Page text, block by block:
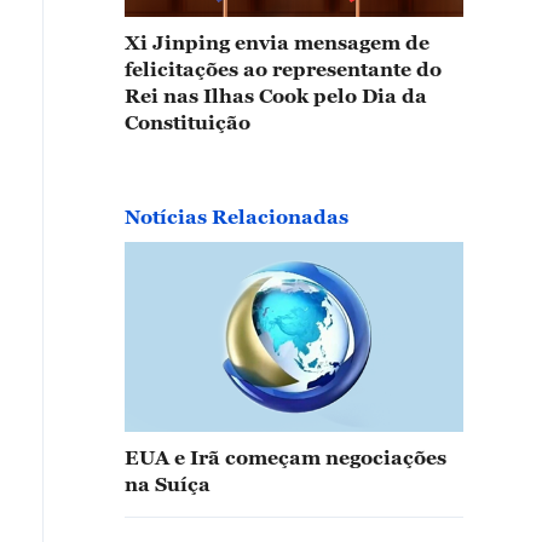
Xi Jinping envia mensagem de
felicitações ao representante do
Rei nas Ilhas Cook pelo Dia da
Constituição
Notícias Relacionadas
EUA e Irã começam negociações
na Suíça